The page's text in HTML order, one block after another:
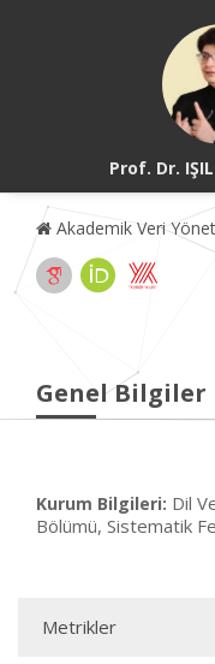
Prof. Dr. IŞIL
Akademik Veri
Genel Bilgiler
Kurum Bilgileri: Dil
Bölümü, Sistematik
Metrikler